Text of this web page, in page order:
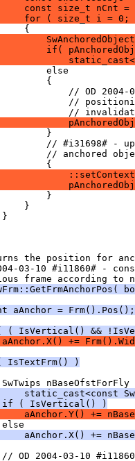
const size_t nCnt =
for ( size_t i = 0;
if(
03-10 #i11860# -
aAnchor = Frm().Pos();
( IsVertical() &&
+=
IsTextFrm() )
static_cast<const
( IsVertical() )
aAnchor.Y() +=
aAnchor.X() +=